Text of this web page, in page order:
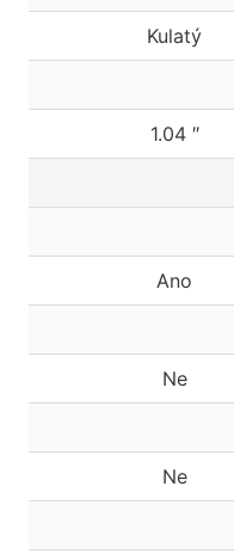
Kulatý
1.04 ″
Ano
Ne
Ne